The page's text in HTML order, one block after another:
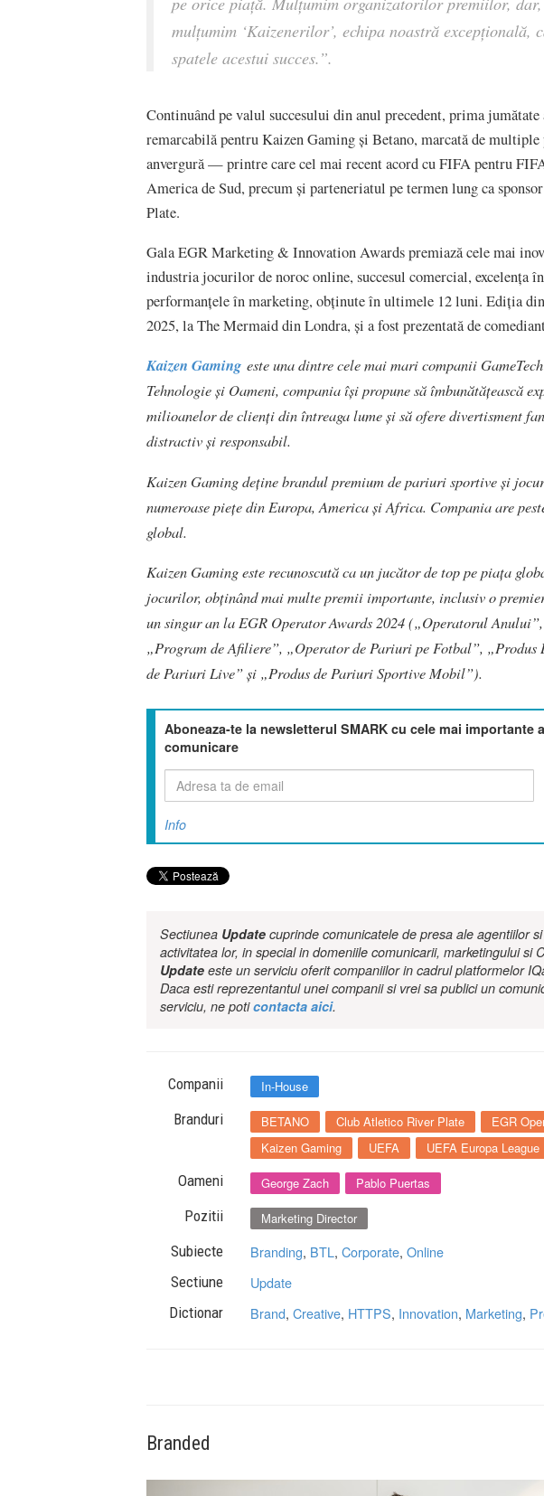
mulțumim ‘Kaizenerilor’, echipa noastră excepțională,
spatele acestui succes.”.
Continuând pe valul succesului din anul precedent, prima
remarcabilă pentru Kaizen Gaming și Betano, marcată de multiple
anvergură — printre care cel mai recent acord cu FIFA pentru
America de Sud, precum și parteneriatul pe termen lung ca
Plate.
Gala EGR Marketing & Innovation Awards premiază cele mai
industria jocurilor de noroc online, succesul comercial, excelența
performanțele în marketing, obținute în ultimele 12 luni. Ediția
2025, la The Mermaid din Londra, și a fost prezentată de
Kaizen Gaming este una dintre cele mai mari companii
Tehnologie și Oameni, compania își propune să îmbunătățească
milioanelor de clienți din întreaga lume și să ofere divertisment
distractiv și responsabil.
Kaizen Gaming deține brandul premium de pariuri sportive și
numeroase piețe din Europa, America și Africa. Compania are
global.
Kaizen Gaming este recunoscută ca un jucător de top pe piața
jocurilor, obținând mai multe premii importante, inclusiv o
un singur an la EGR Operator Awards 2024 („Operatorul
„Program de Afiliere”, „Operator de Pariuri pe Fotbal”,
de Pariuri Live” și „Produs de Pariuri Sportive Mobil”).
Aboneaza-te la newsletterul SMARK cu cele mai importante
comunicare
Info
Sectiunea Update cuprinde comunicatele de presa ale agentiilor
activitatea lor, in special in domeniile comunicarii, marketingului si
Update este un serviciu oferit companiilor in cadrul platformelor
Daca esti reprezentantul unei companii si vrei sa publici un
serviciu, ne poticontacta aici.
Companii In-House
Branduri BETANO Club Atletico River Plate EGR
Kaizen Gaming
UEFA UEFA Europa League
Oameni George Zach Pablo Puertas
Pozitii Marketing Director
Subiecte Branding, BTL, Corporate, Online
Sectiune Update
Dictionar Brand, Creative, HTTPS, Innovation, Marketing,
Branded